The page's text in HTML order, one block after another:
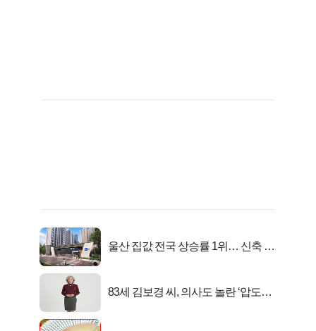
울산 집값 전국 상승률 1위… 신축 지
83세 김보경 씨, 의사도 놀란 ‘압도적